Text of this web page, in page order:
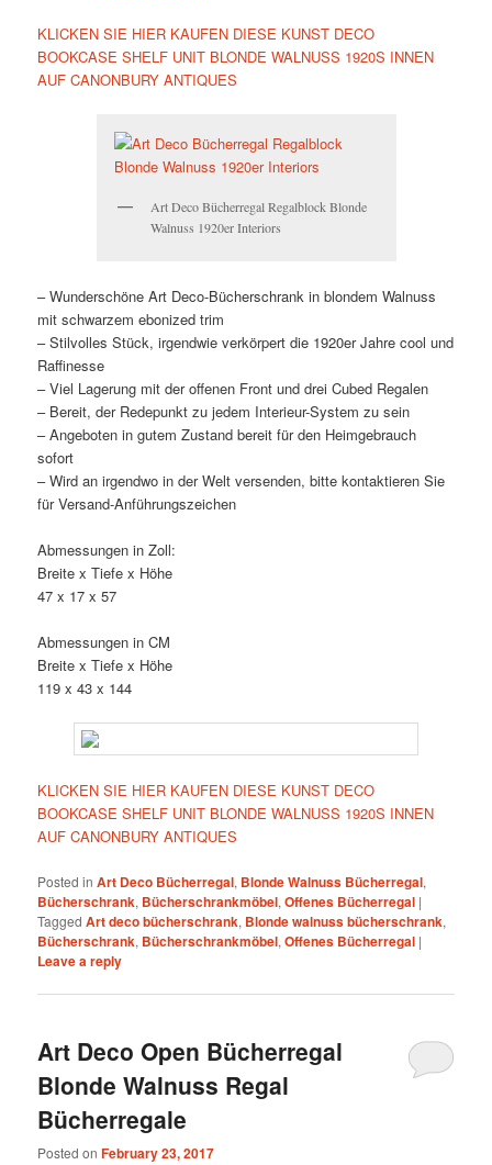
KLICKEN SIE HIER KAUFEN DIESE KUNST DECO
BOOKCASE SHELF UNIT BLONDE WALNUSS 1920S INNEN
AUF CANONBURY ANTIQUES
Art Deco Bücherregal Regalblock Blonde
Walnuss 1920er Interiors
– Wunderschöne Art Deco-Bücherschrank in blondem Walnuss
mit schwarzem ebonized trim
– Stilvolles Stück, irgendwie verkörpert die 1920er Jahre cool und
Raffinesse
– Viel Lagerung mit der offenen Front und drei Cubed Regalen
– Bereit, der Redepunkt zu jedem Interieur-System zu sein
– Angeboten in gutem Zustand bereit für den Heimgebrauch
sofort
– Wird an irgendwo in der Welt versenden, bitte kontaktieren Sie
für Versand-Anführungszeichen
Abmessungen in Zoll:
Breite x Tiefe x Höhe
47 x 17 x 57
Abmessungen in CM
Breite x Tiefe x Höhe
119 x 43 x 144
KLICKEN SIE HIER KAUFEN DIESE KUNST DECO
BOOKCASE SHELF UNIT BLONDE WALNUSS 1920S INNEN
AUF CANONBURY ANTIQUES
Posted in Art Deco Bücherregal, Blonde Walnuss Bücherregal,
Bücherschrank, Bücherschrankmöbel,Offenes Bücherregal |
Tagged Art deco bücherschrank, Blonde walnuss bücherschrank,
Bücherschrank, Bücherschrankmöbel,Offenes Bücherregal |
Leave a reply
Art Deco Open Bücherregal
Blonde Walnuss Regal
Bücherregale
Posted onFebruary 23, 2017